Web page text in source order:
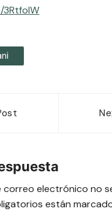
correo electrónico no
están